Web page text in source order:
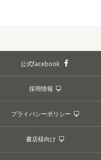
公式facebook
採用情報
プライバシーポリシー
書店様向け